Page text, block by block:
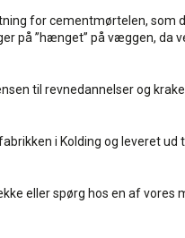
for cementmørtelen, som
på ”hænget” på væggen,
til revnedannelser og
i Kolding og leveret
eller spørg hos en af vores